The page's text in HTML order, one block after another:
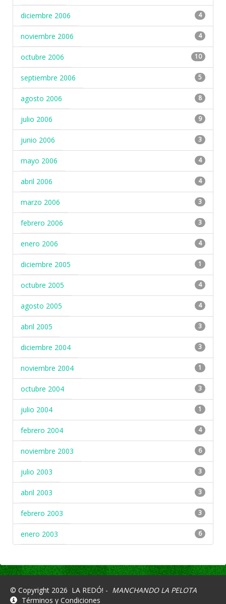
diciembre 2006 4
noviembre 2006 4
octubre 2006 10
septiembre 2006 5
agosto 2006 8
julio 2006 9
junio 2006 3
mayo 2006 4
abril 2006 4
marzo 2006 3
febrero 2006 3
enero 2006 4
diciembre 2005 1
octubre 2005 4
agosto 2005 4
abril 2005 3
diciembre 2004 3
noviembre 2004 1
octubre 2004 3
julio 2004 1
febrero 2004 4
noviembre 2003 6
julio 2003 3
abril 2003 3
febrero 2003 3
enero 2003 6
© Copyright 2026 LA REDÓ! - MANCHANDO LA PELOTA
Términos y Condiciones